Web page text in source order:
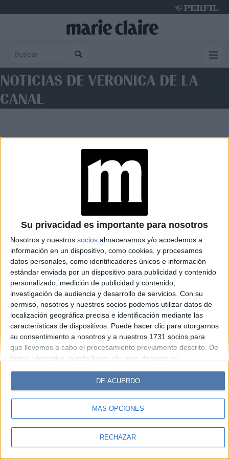
Su privacidad es importante para nosotros
Nosotros y nuestros socios almacenamos y/o accedemos a
información en un dispositivo, como cookies, y procesamos
datos personales, como identificadores únicos e información
estándar enviada por un dispositivo para publicidad y contenido
personalizado, medición de publicidad y contenido,
investigación de audiencia y desarrollo de servicios. Con su
permiso, nosotros y nuestros socios podemos utilizar datos de
localización geográfica precisa e identificación mediante las
características de dispositivos. Puede hacer clic para otorgarnos
su consentimiento a nosotros y a nuestros 1731 socios para
que llevemos a cabo el procesamiento previamente descrito. De
forma alternativa, puede hacer clic para denegar su
cambiar sus preferencias antes de otorgar su consentimiento.
Tenga en cuenta que algún procesamiento de sus datos
personales puede no requerir de su consentimiento, pero usted
tiene el derecho de rechazar tal procesamiento. Sus
sus preferencias o retirar su consentimiento en cualquier
MÁS OPCIONES
RECHAZAR
DE ACUERDO
NOTICIAS DE VERONICA DE LA
CANAL
Caras Noticias
Hombre
Parabrisas
Look
Luz Mía Lunateen Break BATimes
© Perfil.com 2006-2019 - Todos los derechos reservados
Registro de Propiedad Intelectual: Nro. 5346433